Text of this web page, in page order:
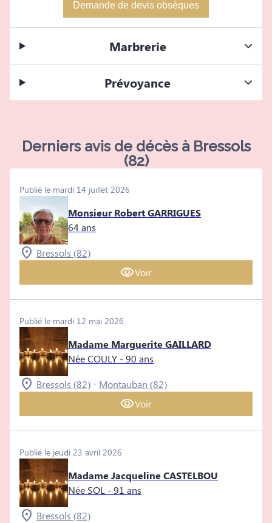
Demande de devis obsèques
Marbrerie
Prévoyance
Derniers avis de décès à Bressols
(82)
Publié le mardi 14 juillet 2026
Monsieur Robert GARRIGUES
64 ans
Bressols (82)
Voir
Publié le mardi 12 mai 2026
Madame Marguerite GAILLARD
Née COULY - 90 ans
Bressols (82) - Montauban (82)
Voir
Publié le jeudi 23 avril 2026
Madame Jacqueline CASTELBOU
Née SOL - 91 ans
Bressols (82)